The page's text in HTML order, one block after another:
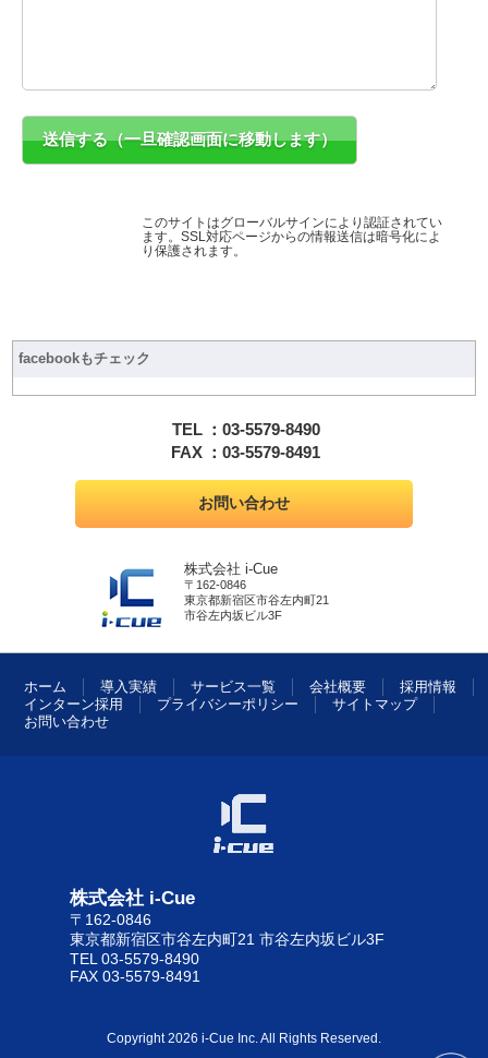
このサイトはグローバルサインにより認証されてい
ます。SSL対応ページからの情報送信は暗号化によ
り保護されます。
facebookもチェック
TEL ：03-5579-8490
FAX ：03-5579-8491
お問い合わせ
株式会社 i-Cue
〒162-0846
東京都新宿区市谷左内町21
市谷左内坂ビル3F
ホーム 導入実績 サービス一覧 会社概要
採用情報
インターン採用
プライバシーポリシー
サイトマップ
お問い合わせ
株式会社 i-Cue
〒162-0846
東京都新宿区市谷左内町21 市谷左内坂ビル3F
TEL 03-5579-8490
FAX 03-5579-8491
Copyright 2026 i-Cue Inc. All Rights Reserved.